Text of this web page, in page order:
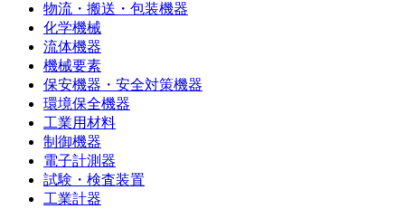
物流・搬送・包装機器
化学機械
流体機器
機械要素
保安機器・安全対策機器
環境保全機器
工業用材料
制御機器
電子計測器
試験・検査装置
工業計器